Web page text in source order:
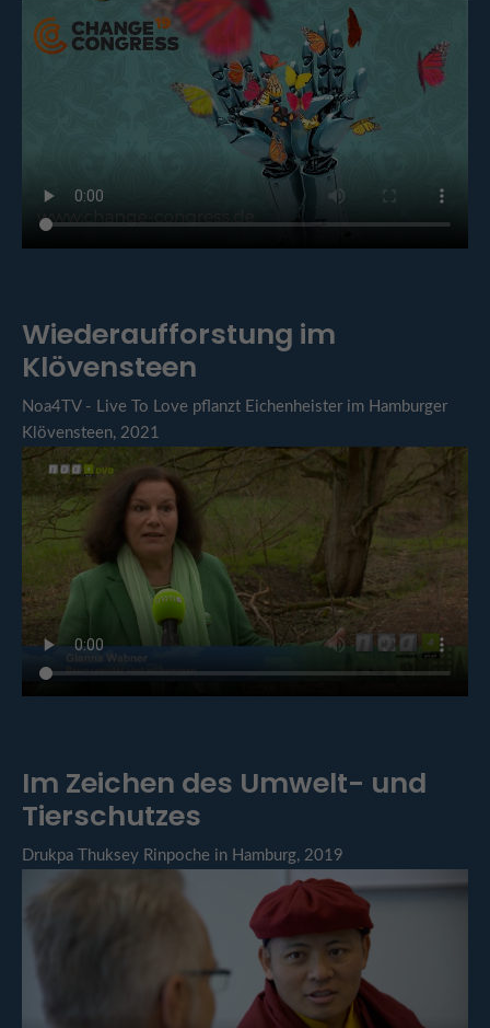
Wiederaufforstung im
Klövensteen
Noa4TV - Live To Love pflanzt Eichenheister im Hamburger
Klövensteen, 2021
Im Zeichen des Umwelt- und
Tierschutzes
Drukpa Thuksey Rinpoche in Hamburg, 2019